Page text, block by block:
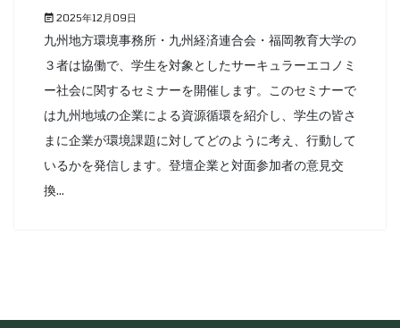
2025年12月09日
九州地方環境事務所・九州経済連合会・福岡教育大学の
３者は協働で、学生を対象としたサーキュラーエコノミ
ー社会に関するセミナーを開催します。このセミナーで
は九州地域の企業による資源循環を紹介し、学生の皆さ
まに企業が環境課題に対してどのように考え、行動して
いるかを発信します。登壇企業と対面参加者の意見交
換...